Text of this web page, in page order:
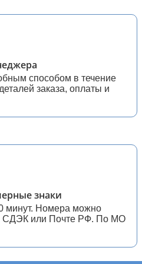
способом в течение
заказа, оплаты и
знаки
минут. Номера можно
СДЭК или Почте РФ. По МО